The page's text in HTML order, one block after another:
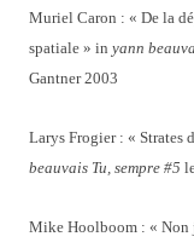
Muriel Caron : « De la
spatiale » in yann
Gantner 2003
Larys Frogier : « Strates
beauvais Tu, sempre #5
Mike Hoolboom : « Non